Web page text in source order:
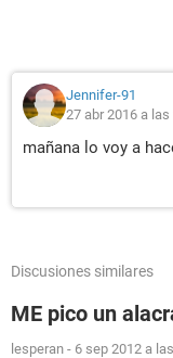
Jennifer-91
27 abr 2016 a las
mañana lo voy a
Discusiones similares
ME pico un
lesperan - 6 sep 2012 a